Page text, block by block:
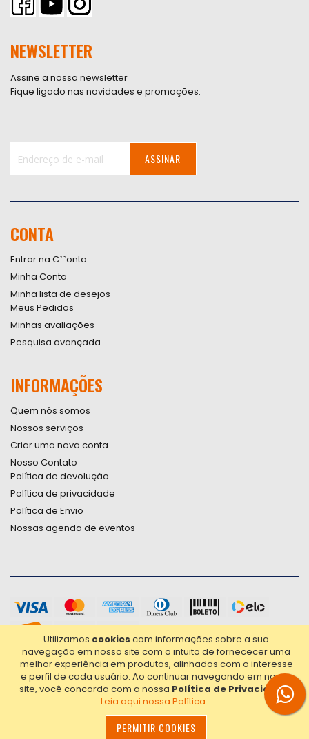
Utilizamos cookies com informações sobre a sua
navegação em nosso site com o intuito de fornececer uma
melhor experiência em produtos, alinhados com o interesse
e perfil de cada usuário. Ao continuar navegando em nosso
site, você concorda com a nossa Política de Privacidade.
Leia aqui nossa Política...
PERMITIR COOKIES
NEWSLETTER
Assine a nossa newsletter
Fique ligado nas novidades e promoções.
Newsletter:
ASSINAR
CONTA
Entrar na C``onta
Minha Conta
Minha lista de desejos
Meus Pedidos
Minhas avaliações
Pesquisa avançada
INFORMAÇÕES
Quem nós somos
Nossos serviços
Criar uma nova conta
Nosso Contato
Política de devolução
Política de privacidade
Política de Envio
Nossas agenda de eventos
2021© Copyright Poligrafica Bazar Ltda- CNPJ 42.500.090/0001-
20 - Todos os direitos reservados.